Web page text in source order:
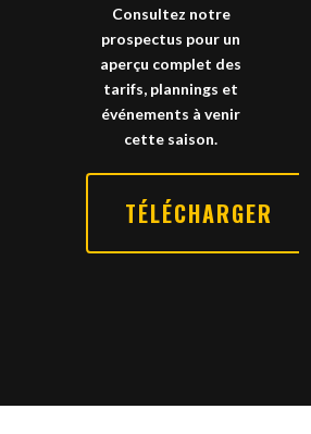
Consultez notre
prospectus pour un
aperçu complet des
tarifs, plannings et
événements à venir
cette saison.
TÉLÉCHARGER